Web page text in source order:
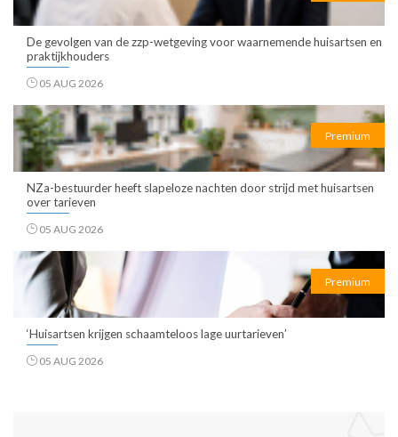
De gevolgen van de zzp-wetgeving voor waarnemende huisartsen en
praktijkhouders
05 AUG 2026
Premium
NZa-bestuurder heeft slapeloze nachten door strijd met huisartsen
over tarieven
05 AUG 2026
Premium
‘Huisartsen krijgen schaamteloos lage uurtarieven’
05 AUG 2026